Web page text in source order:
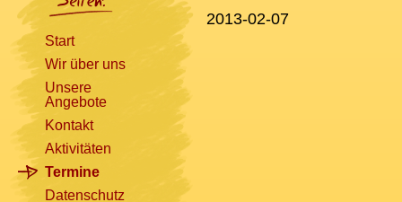
2013-02-07
Start
Wir über uns
Unsere
Angebote
Kontakt
Aktivitäten
Termine
Datenschutz